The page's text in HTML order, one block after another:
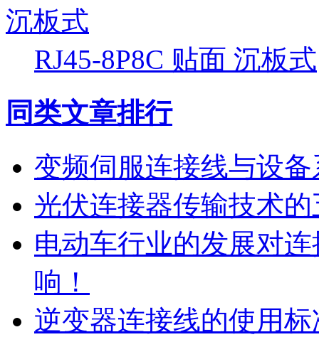
RJ45-8P8C 贴面 沉板式
同类文章排行
变频伺服连接线与设
光伏连接器传输技术
电动车行业的发展对
响！
逆变器连接线的使用